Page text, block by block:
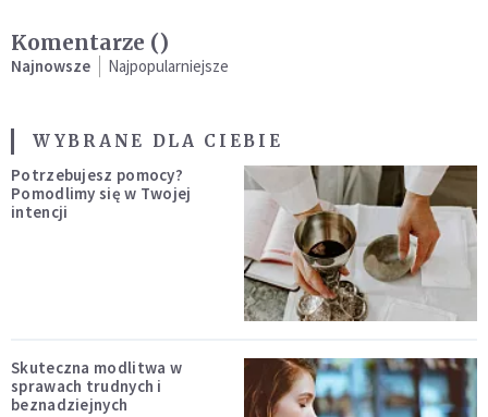
Komentarze ()
Najnowsze Najpopularniejsze
WYBRANE DLA CIEBIE
Potrzebujesz pomocy?
Pomodlimy się w Twojej
intencji
Skuteczna modlitwa w
sprawach trudnych i
beznadziejnych